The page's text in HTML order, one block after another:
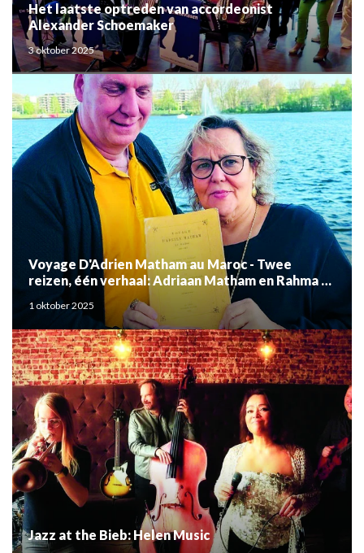
Het laatste optreden van accordeonist
Alexander Schoemaker
3 oktober 2025
Voyage D'Adrien Matham au Maroc - Twee
reizen, één verhaal: Adriaan Matham en Rahma el
Mouden
1 oktober 2025
Jazz at the Bieb: Helen Music